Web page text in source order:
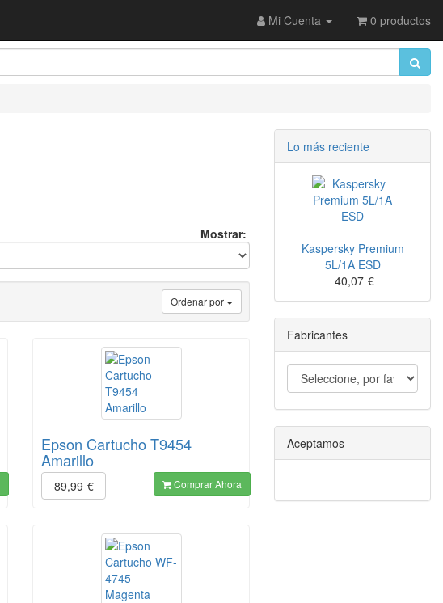
Mi Cuenta 0 productos
Mostrar:
Ordenar por
Epson Cartucho T9454
Amarillo
89,99 € Comprar Ahora
Lo más reciente
Kaspersky Premium
5L/1A ESD
40,07 €
Fabricantes
Aceptamos